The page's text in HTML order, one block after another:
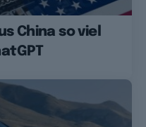
China so viel